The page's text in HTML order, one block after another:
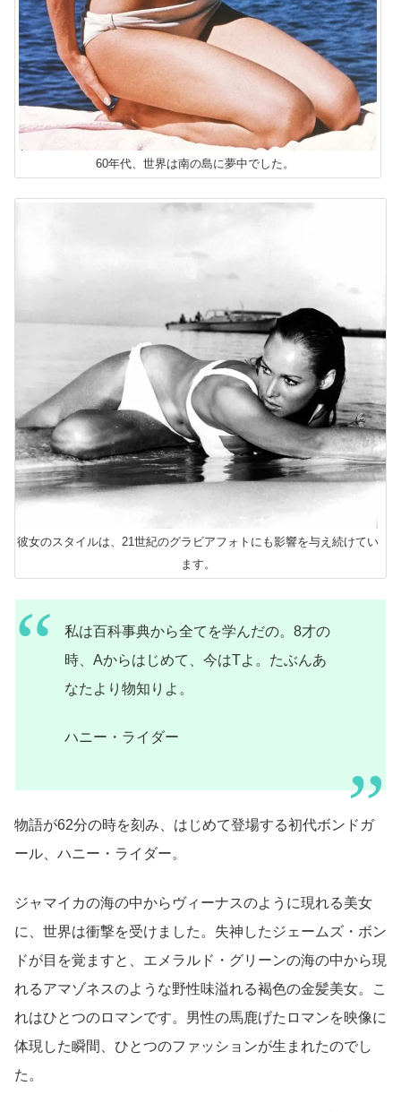
60年代、世界は南の島に夢中でした。
彼女のスタイルは、21世紀のグラビアフォトにも影響を与え続けてい
ます。
私は百科事典から全てを学んだの。8才の
時、Aからはじめて、今はTよ。たぶんあ
なたより物知りよ。
ハニー・ライダー
物語が62分の時を刻み、はじめて登場する初代ボンドガ
ール、ハニー・ライダー。
ジャマイカの海の中からヴィーナスのように現れる美女
に、世界は衝撃を受けました。失神したジェームズ・ボン
ドが目を覚ますと、エメラルド・グリーンの海の中から現
れるアマゾネスのような野性味溢れる褐色の金髪美女。こ
れはひとつのロマンです。男性の馬鹿げたロマンを映像に
体現した瞬間、ひとつのファッションが生まれたのでし
た。